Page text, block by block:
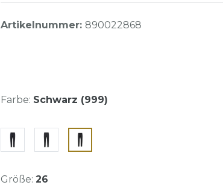
Artikelnummer: 890022868
Farbe: Schwarz (999)
Größe: 26